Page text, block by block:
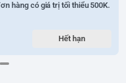
hàng có giá trị tối thiểu 500K.
Hết hạn